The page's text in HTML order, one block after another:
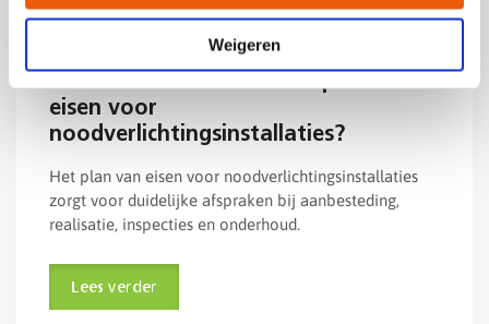
Weigeren
Wet- en regelgeving noodverlichting
eisen voor
noodverlichtingsinstallaties?
Het plan van eisen voor noodverlichtingsinstallaties
zorgt voor duidelijke afspraken bij aanbesteding,
realisatie, inspecties en onderhoud.
Lees verder